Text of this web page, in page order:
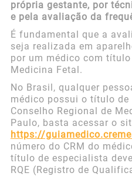
própria gestante, por
e pela avaliação da
É fundamental que a
seja realizada em
por um médico com
Medicina Fetal.
No Brasil, qualquer
médico possui o título
Conselho Regional de
Paulo, basta acessar o
https://
número do CRM do
título de especialista
RQE (Registro de